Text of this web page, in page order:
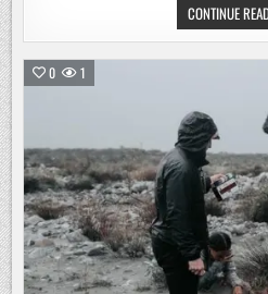
CONTINUE
0 1